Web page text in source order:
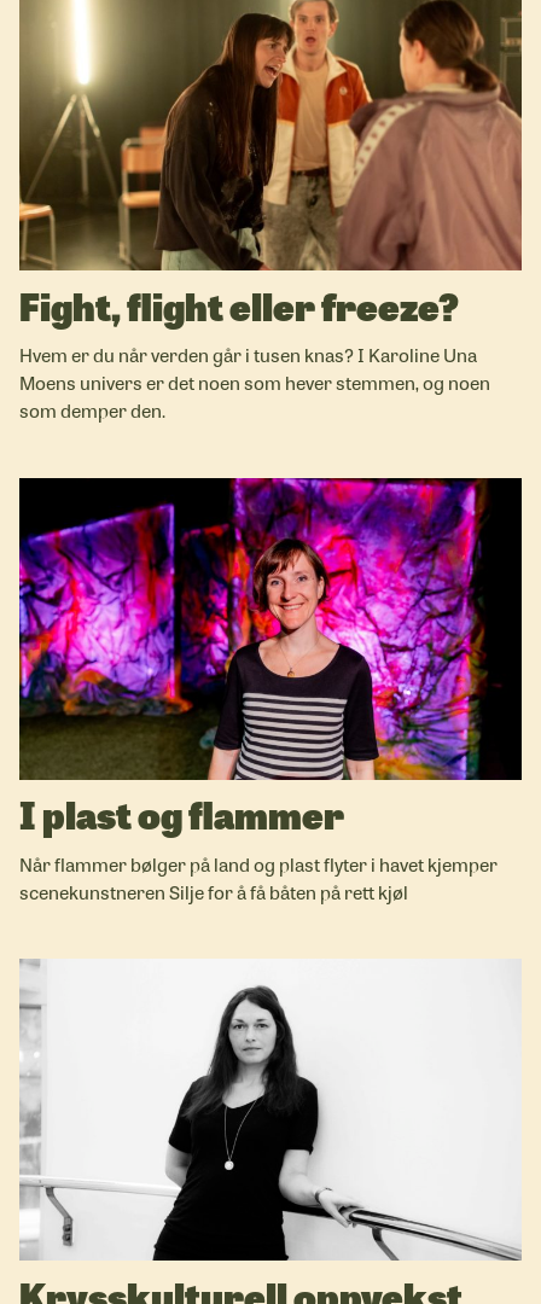
Fight, flight eller freeze?
Hvem er du når verden går i tusen knas? I Karoline Una
Moens univers er det noen som hever stemmen, og noen
som demper den.
I plast og flammer
Når flammer bølger på land og plast flyter i havet kjemper
scenekunstneren Silje for å få båten på rett kjøl